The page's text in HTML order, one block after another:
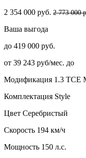
2 354 000 руб. 2 773 000
Ваша выгода
до 419 000 руб.
от 39 243 руб/мес. до
Модификация 1.3 TCE
Комплектация Style
Цвет Серебристый
Скорость 194 км/ч
Мощность 150 л.с.